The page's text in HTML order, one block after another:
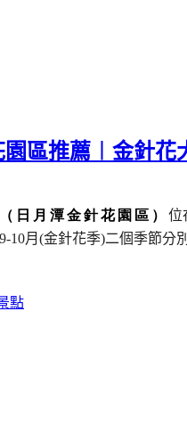
區推薦︱金針
（日月潭金針花園區） 位
9-10月 (金針花季)二個季節分
點